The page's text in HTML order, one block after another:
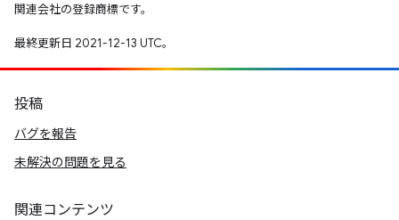
関連会社の登録商標です。
最終更新日 2021-12-13 UTC。
投稿
バグを報告
未解決の問題を見る
関連コンテンツ